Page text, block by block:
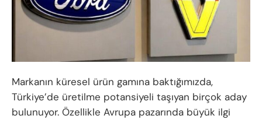
Markanın küresel ürün gamına baktığımızda,
Türkiye’de üretilme potansiyeli taşıyan birçok aday
bulunuyor. Özellikle Avrupa pazarında büyük ilgi